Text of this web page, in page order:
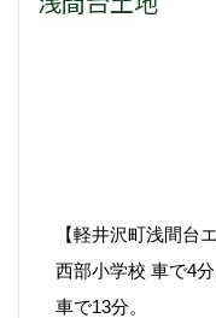
【軽井沢町浅間台
西部小学校 車で4
車で13分。